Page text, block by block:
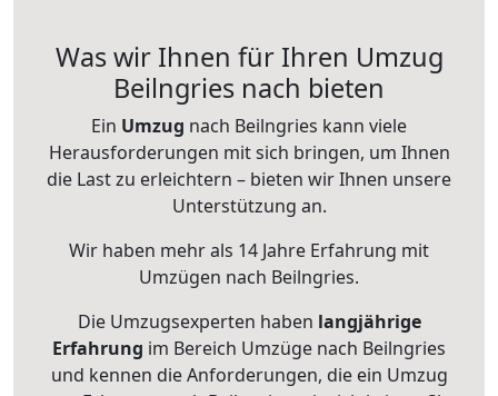
Was wir Ihnen für Ihren Umzug
Beilngries nach bieten
Ein Umzug nach Beilngries kann viele
Herausforderungen mit sich bringen, um Ihnen
die Last zu erleichtern – bieten wir Ihnen unsere
Unterstützung an.
Wir haben mehr als 14 Jahre Erfahrung mit
Umzügen nach Beilngries.
Die Umzugsexperten haben langjährige
Erfahrung im Bereich Umzüge nach Beilngries
und kennen die Anforderungen, die ein Umzug